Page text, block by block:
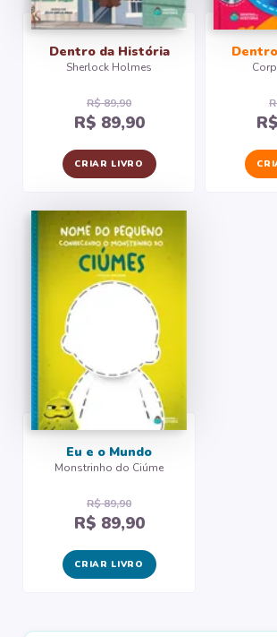
Dentro da História
Sherlock Holmes
R$ 89,90
R$ 89,90
CRIAR LIVRO
Eu e o Mundo
Monstrinho do Ciúme
R$ 89,90
R$ 89,90
CRIAR LIVRO